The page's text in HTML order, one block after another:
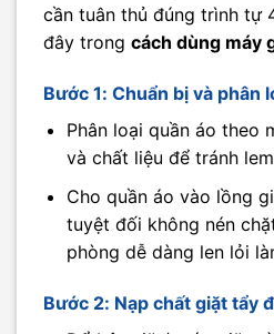
cần tuân thủ đúng trình tự
đây trong cách dùng máy
Bước 1: Chuẩn bị và phân
Phân loại quần áo theo
và chất liệu để tránh
Cho quần áo vào lồng
tuyệt đối không nén
phòng dễ dàng len lỏi
Bước 2: Nạp chất giặt tẩy